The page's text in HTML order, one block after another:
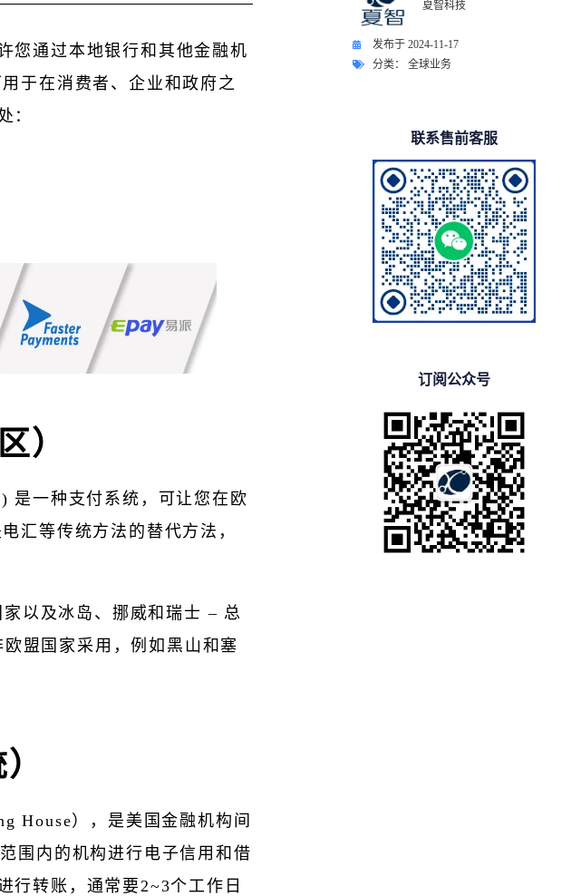
您通过本地银行和其他金融机
于在消费者、企业和政府之
：
）
是一种支付系统，可让您在欧
汇等传统方法的替代方法，
以及冰岛、挪威和瑞士 – 总
盟国家采用，例如黑山和塞
House），是美国金融机构间
围内的机构进行电子信用和借
行转账，通常要2~3个工作日
夏智科技
发布于 2024-11-17
分类：
全球业务
联系售前客服
订阅公众号